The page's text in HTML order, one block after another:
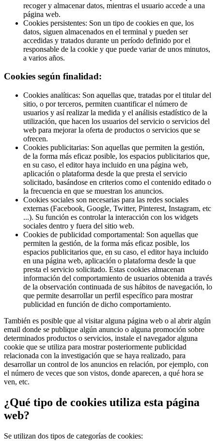
recoger y almacenar datos, mientras el usuario accede a una
página web.
Cookies persistentes: Son un tipo de cookies en que, los
datos, siguen almacenados en el terminal y pueden ser
accedidas y tratados durante un período definido por el
responsable de la cookie y que puede variar de unos minutos,
a varios años.
Cookies según finalidad:
Cookies analíticas: Son aquellas que, tratadas por el titular del
sitio, o por terceros, permiten cuantificar el número de
usuarios y así realizar la medida y el análisis estadístico de la
utilización, que hacen los usuarios del servicio o servicios del
web para mejorar la oferta de productos o servicios que se
ofrecen.
Cookies publicitarias: Son aquellas que permiten la gestión,
de la forma más eficaz posible, los espacios publicitarios que,
en su caso, el editor haya incluido en una página web,
aplicación o plataforma desde la que presta el servicio
solicitado, basándose en criterios como el contenido editado o
la frecuencia en que se muestran los anuncios.
Cookies sociales son necesarias para las redes sociales
externas (Facebook, Google, Twitter, Pinterest, Instagram, etc
...). Su función es controlar la interacción con los widgets
sociales dentro y fuera del sitio web.
Cookies de publicidad comportamental: Son aquellas que
permiten la gestión, de la forma más eficaz posible, los
espacios publicitarios que, en su caso, el editor haya incluido
en una página web, aplicación o plataforma desde la que
presta el servicio solicitado. Estas cookies almacenan
información del comportamiento de usuarios obtenida a través
de la observación continuada de sus hábitos de navegación, lo
que permite desarrollar un perfil específico para mostrar
publicidad en función de dicho comportamiento.
También es posible que al visitar alguna página web o al abrir algún
email donde se publique algún anuncio o alguna promoción sobre
determinados productos o servicios, instale el navegador alguna
cookie que se utiliza para mostrar posteriormente publicidad
relacionada con la investigación que se haya realizado, para
desarrollar un control de los anuncios en relación, por ejemplo, con
el número de veces que son vistos, donde aparecen, a qué hora se
ven, etc.
¿Qué tipo de cookies utiliza esta página
web?
Se utilizan dos tipos de categorías de cookies: